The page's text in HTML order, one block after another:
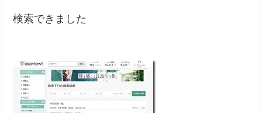
検索できました